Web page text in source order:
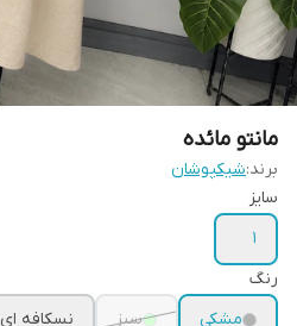
مانتو مائده
برند:شیکپوشان
سایز
۱
رنگ
مشکی
سبز نسکافه ای